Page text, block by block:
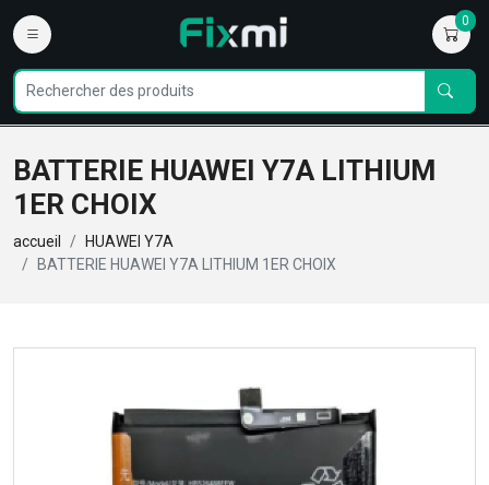
0
BATTERIE HUAWEI Y7A LITHIUM
1ER CHOIX
accueil
HUAWEI Y7A
BATTERIE HUAWEI Y7A LITHIUM 1ER CHOIX